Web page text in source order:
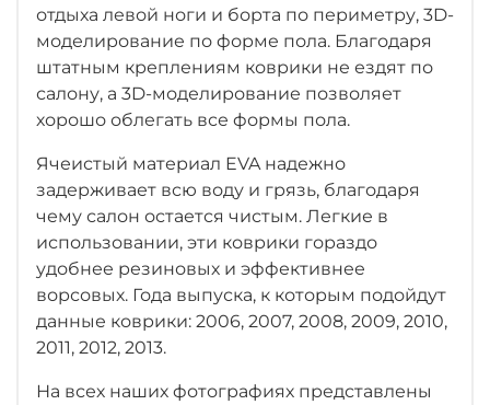
отдыха левой ноги и борта по периметру, 3D-
моделирование по форме пола. Благодаря
штатным креплениям коврики не ездят по
салону, а 3D-моделирование позволяет
хорошо облегать все формы пола.
Ячеистый материал EVA надежно
задерживает всю воду и грязь, благодаря
чему салон остается чистым. Легкие в
использовании, эти коврики гораздо
удобнее резиновых и эффективнее
ворсовых. Года выпуска, к которым подойдут
данные коврики: 2006, 2007, 2008, 2009, 2010,
2011, 2012, 2013.
На всех наших фотографиях представлены